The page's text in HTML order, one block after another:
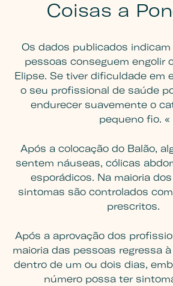
Coisas a
Os dados publicados indicam
pessoas conseguem engolir
Elipse. Se tiver dificuldade em
o seu profissional de saúde
endurecer suavemente o
pequeno fio. «
Após a colocação do Balão,
sentem náuseas, cólicas
esporádicos. Na maioria
sintomas são controlados
prescritos.
Após a aprovação dos
maioria das pessoas regressa
dentro de um ou dois dias,
número possa ter